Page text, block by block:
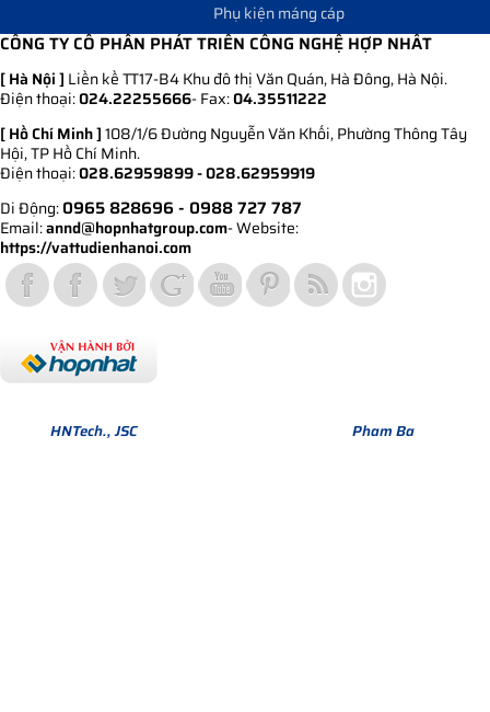
Phụ kiện máng cáp
CÔNG TY CỔ PHẦN PHÁT TRIỂN CÔNG NGHỆ HỢP NHẤT
[ Hà Nội ] Liền kề TT17-B4 Khu đô thị Văn Quán, Hà Đông, Hà Nội.
Điện thoại:024.22255666- Fax:04.35511222
[ Hồ Chí Minh ]108/1/6 Đường Nguyễn Văn Khối, Phường Thông Tây
Hội, TP Hồ Chí Minh.
Điện thoại:028.62959899 - 028.62959919
Di Động:0965 828696 - 0988 727 787
Email:annd@hopnhatgroup.com- Website:
https://vattudienhanoi.com
HNTech., JSC Pham Ba